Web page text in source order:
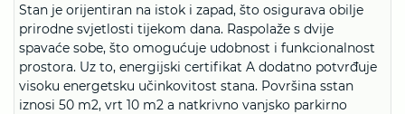
Stan je orijentiran na istok i zapad, što osigurava obilje
prirodne svjetlosti tijekom dana. Raspolaže s dvije
spavaće sobe, što omogućuje udobnost i funkcionalnost
prostora. Uz to, energijski certifikat A dodatno potvrđuje
visoku energetsku učinkovitost stana. Površina sstan
iznosi 50 m2, vrt 10 m2 a natkrivno vanjsko parkirno